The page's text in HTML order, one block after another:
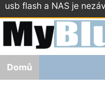
usb flash a NAS je
Domů